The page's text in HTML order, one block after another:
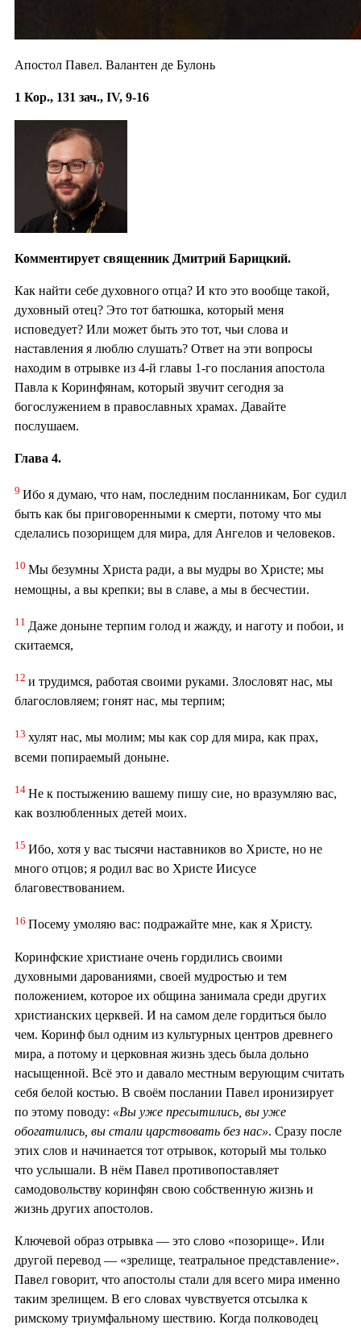
Апостол Павел. Валантен де Булонь
1 Кор., 131 зач., IV, 9-16
Комментирует священник Дмитрий Барицкий.
Как найти себе духовного отца? И кто это вообще такой,
духовный отец? Это тот батюшка, который меня
исповедует? Или может быть это тот, чьи слова и
наставления я люблю слушать? Ответ на эти вопросы
находим в отрывке из 4-й главы 1-го послания апостола
Павла к Коринфянам, который звучит сегодня за
богослужением в православных храмах. Давайте
послушаем.
Глава 4.
9 Ибо я думаю, что нам, последним посланникам, Бог судил
быть как бы приговоренными к смерти, потому что мы
сделались позорищем для мира, для Ангелов и человеков.
10 Мы безумны Христа ради, а вы мудры во Христе; мы
немощны, а вы крепки; вы в славе, а мы в бесчестии.
11 Даже доныне терпим голод и жажду, и наготу и побои, и
скитаемся,
12 и трудимся, работая своими руками. Злословят нас, мы
благословляем; гонят нас, мы терпим;
13 хулят нас, мы молим; мы как сор для мира, как прах,
всеми попираемый доныне.
14 Не к постыжению вашему пишу сие, но вразумляю вас,
как возлюбленных детей моих.
15 Ибо, хотя у вас тысячи наставников во Христе, но не
много отцов; я родил вас во Христе Иисусе
благовествованием.
16 Посему умоляю вас: подражайте мне, как я Христу.
Коринфские христиане очень гордились своими
духовными дарованиями, своей мудростью и тем
положением, которое их община занимала среди других
христианских церквей. И на самом деле гордиться было
чем. Коринф был одним из культурных центров древнего
мира, а потому и церковная жизнь здесь была дольно
насыщенной. Всё это и давало местным верующим считать
себя белой костью. В своём послании Павел иронизирует
по этому поводу: «Вы уже пресытились, вы уже
обогатились, вы стали царствовать без нас». Сразу после
этих слов и начинается тот отрывок, который мы только
что услышали. В нём Павел противопоставляет
самодовольству коринфян свою собственную жизнь и
жизнь других апостолов.
Ключевой образ отрывка — это слово «позорище». Или
другой перевод — «зрелище, театральное представление».
Павел говорит, что апостолы стали для всего мира именно
таким зрелищем. В его словах чувствуется отсылка к
римскому триумфальному шествию. Когда полководец